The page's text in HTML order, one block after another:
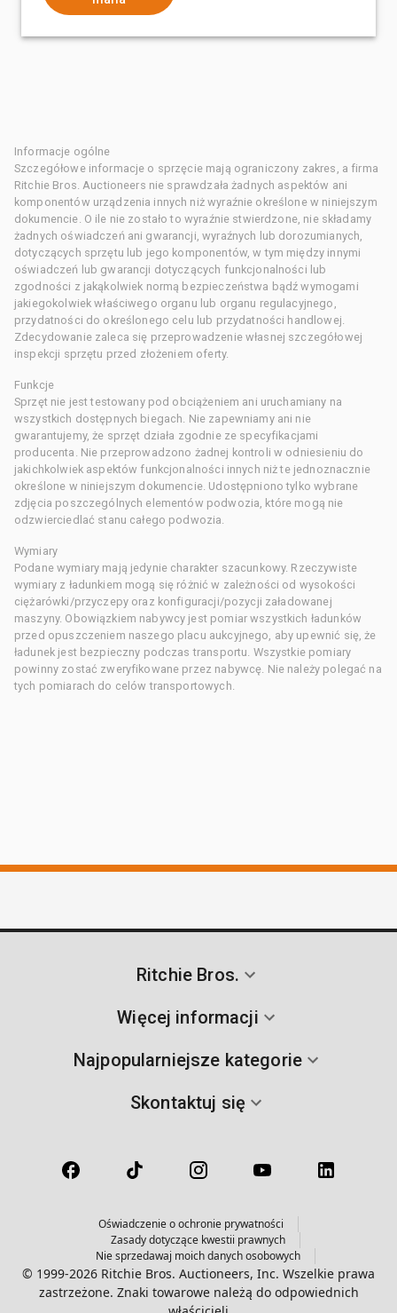
Informacje ogólne
Szczegółowe informacje o sprzęcie mają ograniczony zakres, a firma
Ritchie Bros. Auctioneers nie sprawdzała żadnych aspektów ani
komponentów urządzenia innych niż wyraźnie określone w niniejszym
dokumencie. O ile nie zostało to wyraźnie stwierdzone, nie składamy
żadnych oświadczeń ani gwarancji, wyraźnych lub dorozumianych,
dotyczących sprzętu lub jego komponentów, w tym między innymi
oświadczeń lub gwarancji dotyczących funkcjonalności lub
zgodności z jakąkolwiek normą bezpieczeństwa bądź wymogami
jakiegokolwiek właściwego organu lub organu regulacyjnego,
przydatności do określonego celu lub przydatności handlowej.
Zdecydowanie zaleca się przeprowadzenie własnej szczegółowej
inspekcji sprzętu przed złożeniem oferty.
Funkcje
Sprzęt nie jest testowany pod obciążeniem ani uruchamiany na
wszystkich dostępnych biegach. Nie zapewniamy ani nie
gwarantujemy, że sprzęt działa zgodnie ze specyfikacjami
producenta. Nie przeprowadzono żadnej kontroli w odniesieniu do
jakichkolwiek aspektów funkcjonalności innych niż te jednoznacznie
określone w niniejszym dokumencie. Udostępniono tylko wybrane
zdjęcia poszczególnych elementów podwozia, które mogą nie
odzwierciedlać stanu całego podwozia.
Wymiary
Podane wymiary mają jedynie charakter szacunkowy. Rzeczywiste
wymiary z ładunkiem mogą się różnić w zależności od wysokości
ciężarówki/przyczepy oraz konfiguracji/pozycji załadowanej
maszyny. Obowiązkiem nabywcy jest pomiar wszystkich ładunków
przed opuszczeniem naszego placu aukcyjnego, aby upewnić się, że
ładunek jest bezpieczny podczas transportu. Wszystkie pomiary
powinny zostać zweryfikowane przez nabywcę. Nie należy polegać na
tych pomiarach do celów transportowych.
Ritchie Bros.
Więcej informacji
Najpopularniejsze kategorie
Skontaktuj się
Oświadczenie o ochronie prywatności
Zasady dotyczące kwestii prawnych
Nie sprzedawaj moich danych osobowych
© 1999-2026 Ritchie Bros. Auctioneers, Inc. Wszelkie prawa
zastrzeżone. Znaki towarowe należą do odpowiednich